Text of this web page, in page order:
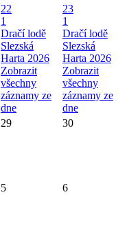
22
1
Dračí lodě
Slezská
Harta 2026
Zobrazit
všechny
záznamy ze
dne
23
1
Dračí lodě
Slezská
Harta 2026
Zobrazit
všechny
záznamy ze
dne
29 30
5 6